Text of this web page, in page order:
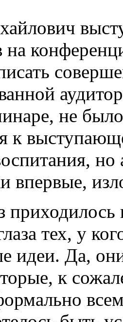
на
не
к
но
впервые,
тех, у
идеи. Да,
к